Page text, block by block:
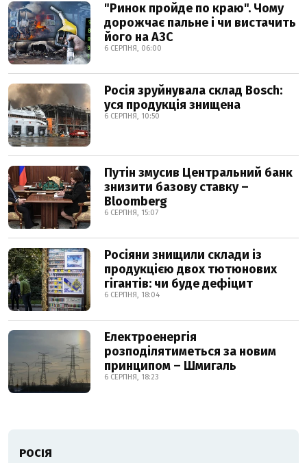
"Ринок пройде по краю". Чому
дорожчає пальне і чи вистачить
його на АЗС
6 СЕРПНЯ, 06:00
Росія зруйнувала склад Bosch:
уся продукція знищена
6 СЕРПНЯ, 10:50
Путін змусив Центральний банк
знизити базову ставку –
Bloomberg
6 СЕРПНЯ, 15:07
Росіяни знищили склади із
продукцією двох тютюнових
гігантів: чи буде дефіцит
6 СЕРПНЯ, 18:04
Електроенергія
розподілятиметься за новим
принципом – Шмигаль
6 СЕРПНЯ, 18:23
РОСІЯ